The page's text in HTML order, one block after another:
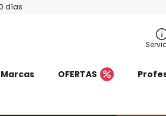
días
Marcas OFERTAS